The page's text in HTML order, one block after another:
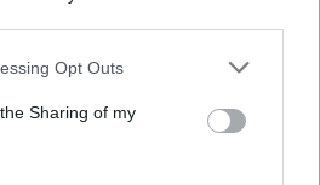
Opt Outs
Sharing of my